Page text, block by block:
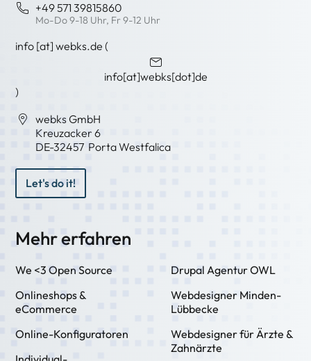
+49 571 39815860
Mo-Do 9-18 Uhr, Fr 9-12 Uhr
info [at]webks.de (
info[at]webks[dot]de
)
webks GmbH
Kreuzacker 6
DE-32457 Porta Westfalica
Let's do it!
Mehr erfahren
We <3 Open Source
Onlineshops &
eCommerce
Online-Konfiguratoren
Drupal Agentur OWL
Webdesigner Minden-
Lübbecke
Webdesigner für Ärzte &
Zahnärzte